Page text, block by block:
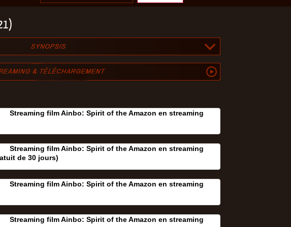
Streaming film Ainbo: Spirit of the Amazon en streaming
Streaming film Ainbo: Spirit of the Amazon en streaming
de 30 jours‎)
Streaming film Ainbo: Spirit of the Amazon en streaming
Streaming film Ainbo: Spirit of the Amazon en streaming